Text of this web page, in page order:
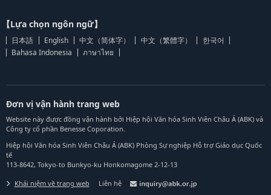
【Lựa chọn ngôn ngữ】
日本語 English 中文（简体字） 中文（繁體字）
한국어
Bahasa Indonesia
ภาษาไทย
Đơn vị vận hành trang web
Website này được đồng vận hành bởi Hiệp hội Văn hóa Sinh Viên Châu Á (ABK) và
Công ty cổ phần Benesse Coporation.
Hiệp hội Văn hóa Sinh Viên Châu Á (ABK) Phòng Sự nghiệp Hỗ trợ Giáo dục Quốc
tế
113-8642, Tokyo-to Bunkyo-ku Honkomagome 2-12-13
Khái niệm về trang web Liên hệ